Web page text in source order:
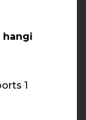
hangi
1